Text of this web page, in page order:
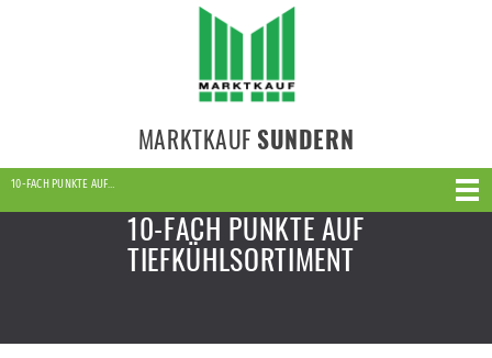
MARKTKAUF SUNDERN
10-FACH PUNKTE AUF…
10-FACH PUNKTE AUF
TIEFKÜHLSORTIMENT